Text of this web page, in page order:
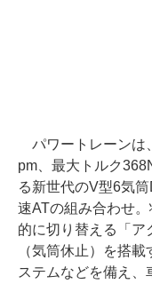
パワートレーンは
pm、最大トルク
る新世代のV型6気
速ATの組み合わせ
的に切り替える「ア
（気筒休止）を搭
ステムなどを備え